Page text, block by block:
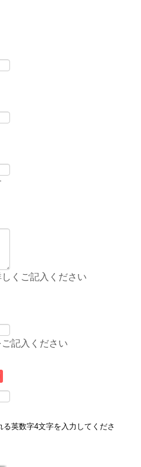
いについては同社ホームペ
ださい。
くご記入ください
記入ください
英数字4文字を入力してくださ